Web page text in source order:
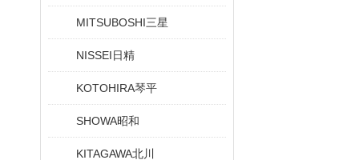
MITSUBOSHI三星
NISSEI日精
KOTOHIRA琴平
SHOWA昭和
KITAGAWA北川